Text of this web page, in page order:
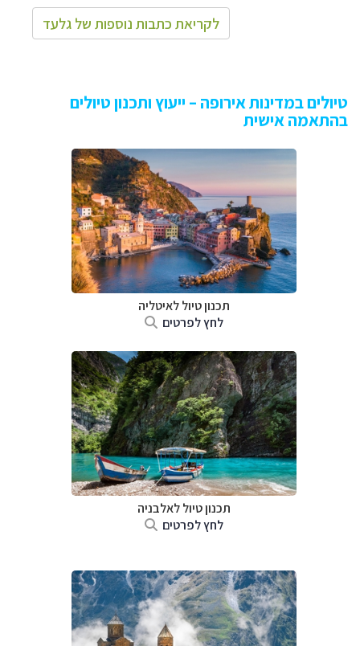
לקריאת כתבות נוספות של גלעד
טיולים במדינות אירופה – ייעוץ ותכנון טיולים
בהתאמה אישית
תכנון טיול לאיטליה
לחץ לפרטים
תכנון טיול לאלבניה
לחץ לפרטים